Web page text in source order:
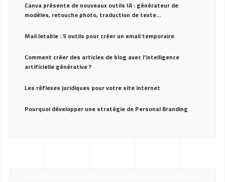
Canva présente de nouveaux outils IA : générateur de
modèles, retouche photo, traduction de texte…
Mail Jetable : 5 outils pour créer un email temporaire
Comment créer des articles de blog avec l’intelligence
artificielle générative ?
Les réflexes juridiques pour votre site internet
Pourquoi développer une stratégie de Personal Branding